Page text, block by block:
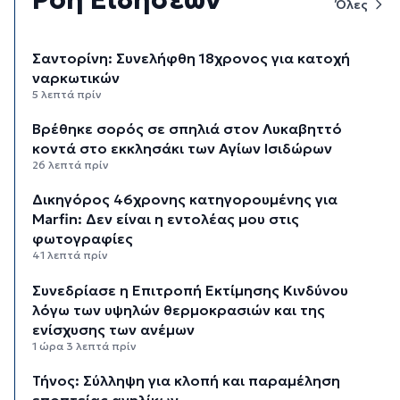
Όλες
Σαντορίνη: Συνελήφθη 18χρονος για κατοχή
ναρκωτικών
5 λεπτά πρίν
Βρέθηκε σορός σε σπηλιά στον Λυκαβηττό
κοντά στο εκκλησάκι των Αγίων Ισιδώρων
26 λεπτά πρίν
Δικηγόρος 46χρονης κατηγορουμένης για
Marfin: Δεν είναι η εντολέας μου στις
φωτογραφίες
41 λεπτά πρίν
Συνεδρίασε η Επιτροπή Εκτίμησης Κινδύνου
λόγω των υψηλών θερμοκρασιών και της
ενίσχυσης των ανέμων
1 ώρα 3 λεπτά πρίν
Τήνος: Σύλληψη για κλοπή και παραμέληση